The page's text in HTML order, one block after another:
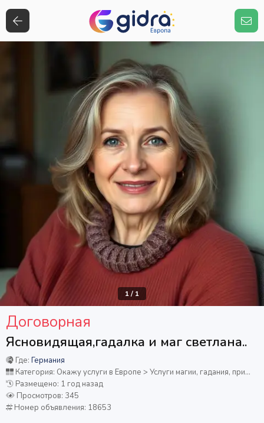
1/ 1
Ясновидящая,гадалка и маг светлана..
Договорная
Где: Германия
Категория: Окажу услуги в Европе > Услуги магии, гадания, привороты
Размещено: 1 год назад
Просмотров: 345
Номер объявления: 18653